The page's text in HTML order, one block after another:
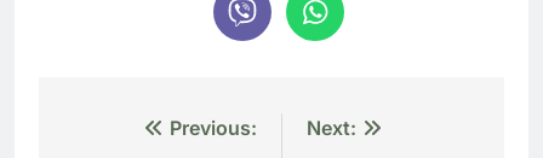
Навигация
Previous:
Next: